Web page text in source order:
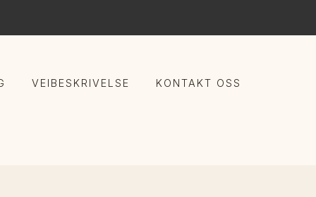
VEIBESKRIVELSE KONTAKT OSS